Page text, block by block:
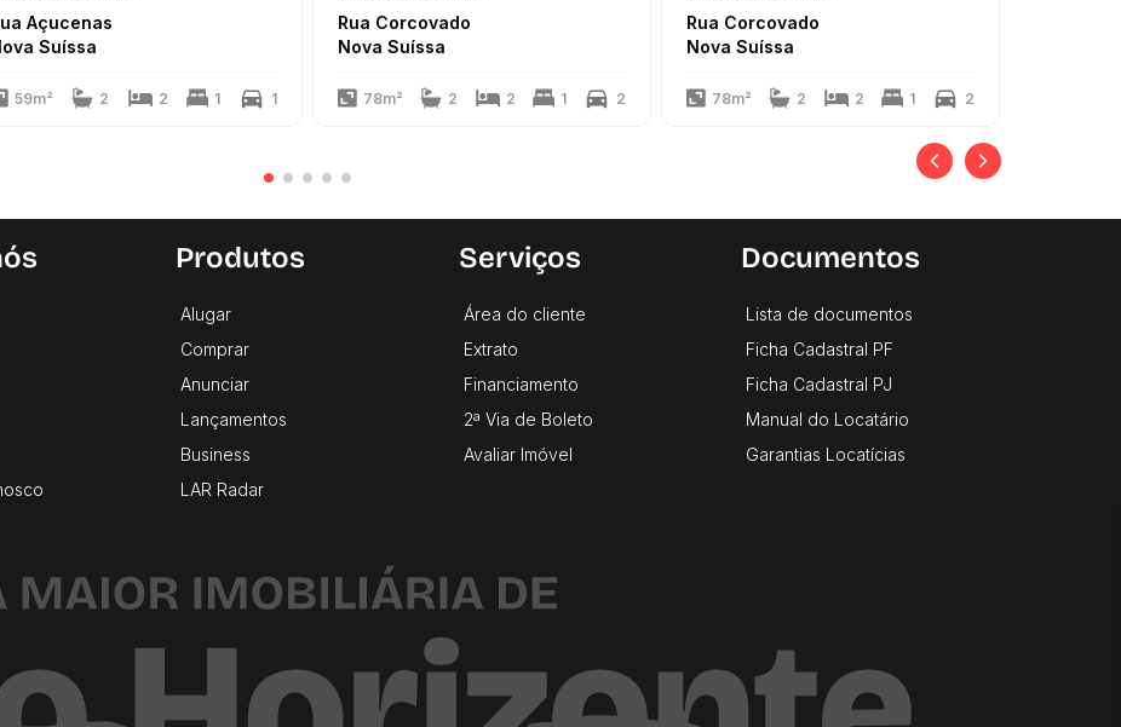
Açucenas
Suíssa
59m² 2 2 1 1
Rua Corcovado
Nova Suíssa
78m² 2 2 1 2
Rua Corcovado
Nova Suíssa
78m² 2 2 1 2
Produtos
Alugar
Comprar
Anunciar
Lançamentos
Business
LAR Radar
Serviços
Área do cliente
Extrato
Financiamento
2ª Via de Boleto
Avaliar Imóvel
Documentos
Lista de documentos
Ficha Cadastral PF
Ficha Cadastral PJ
Manual do Locatário
Garantias Locatícias